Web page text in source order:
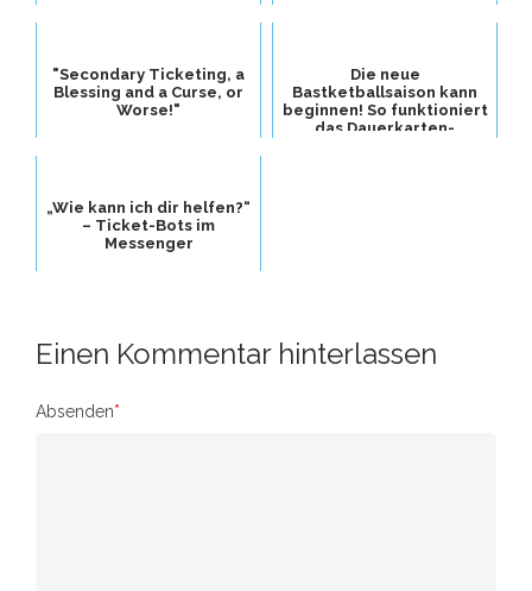
"Secondary Ticketing, a
Blessing and a Curse, or
Worse!"
Die neue
Bastketballsaison kann
beginnen! So funktioniert
das Dauerkarten-
„Wie kann ich dir helfen?“
– Ticket-Bots im
Messenger
Einen Kommentar hinterlassen
Absenden*